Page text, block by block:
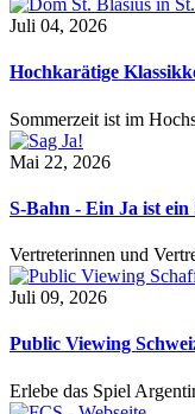
Juli 04, 2026
Hochkarätige
Sommerzeit ist im
Mai 22, 2026
S-Bahn - Ein Ja ist
Vertreterinnen und
Juli 09, 2026
Public Viewing
Erlebe das Spiel